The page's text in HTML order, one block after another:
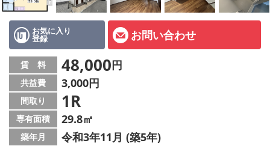
店舗情報·アクセス
会社概要
メールでお問い合わせ
お気に入り
登録 お問い合わせ
賃 料 48,000円
共益費 3,000円
間取り 1R
専有面積 29.8㎡
築年月 令和3年11月 (築5年)